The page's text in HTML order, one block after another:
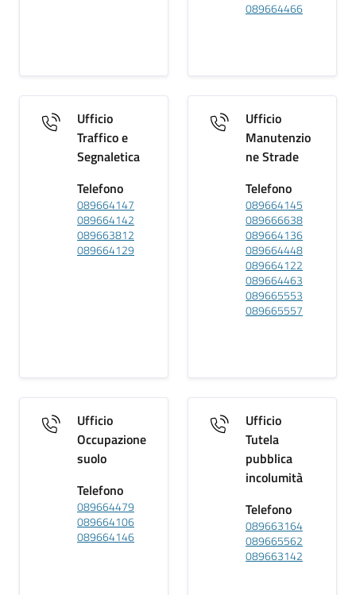
089664466
Ufficio
Traffico e
Segnaletica
Telefono
089664147
089664142
089663812
089664129
Ufficio
Manutenzio
ne Strade
Telefono
089664145
089666638
089664136
089664448
089664122
089664463
089665553
089665557
Ufficio
Occupazione
suolo
Telefono
089664479
089664106
089664146
Ufficio
Tutela
pubblica
incolumità
Telefono
089663164
089665562
089663142